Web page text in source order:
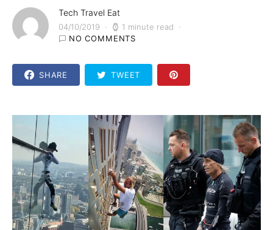
Tech Travel Eat
04/10/2019
1 minute read
NO COMMENTS
SHARE TWEET